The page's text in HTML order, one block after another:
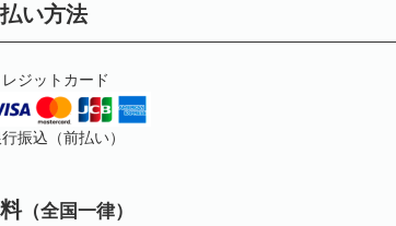
い方法
レジットカード
振込（前払い）
（全国一律）